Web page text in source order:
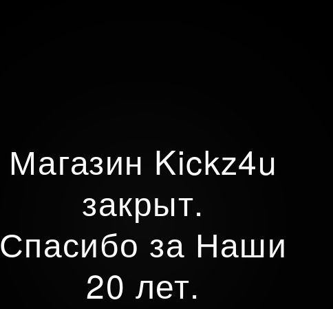
Магазин Kickz4u
закрыт.
Спасибо за Наши
20 лет.